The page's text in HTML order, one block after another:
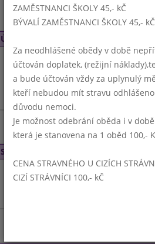
pohádka mládí
Úterý 7. 2. 2017 (11:15 - 14:00)
z míchaných
buchtičky s
ovoce/zelenina
čaj,voda,sirup
bramborový
Středa 8. 2. 2017 (11:15 - 14:00)
hovězí vývar s
hovězí guláš,
ZAMĚSTNANCI ŠKOLY 45,- kČ
BÝVALÍ ZAMĚSTNANCI ŠKOLY 45,- kČ
Za neodhlášené obědy v době
účtován doplatek, (režijní
a bude účtován vždy za uplynulý
kteří nebudou mít stravu
důvodu nemoci.
Je možnost odebrání oběda i v
která je stanovena na 1 oběd 100,-
CENA STRAVNÉHO U CIZÍCH
CIZÍ STRÁVNÍCI 100,- kČ